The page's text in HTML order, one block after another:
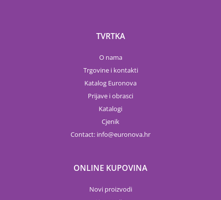
TVRTKA
O nama
Trgovine i kontakti
Katalog Euronova
Prijave i obrasci
Katalogi
Cjenik
Contact: info euronova.hr
ONLINE KUPOVINA
Novi proizvodi